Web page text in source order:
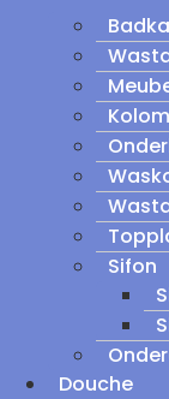
Sifon
Douche